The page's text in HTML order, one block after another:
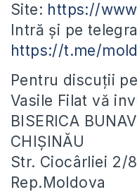
Site: https://
Intră și pe
https://t.me/
Pentru discuții
Vasile Filat vă
BISERICA
CHIȘINĂU
Str. Ciocârliei 2/
Rep.Moldova